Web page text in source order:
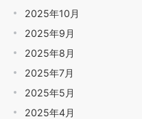
2025年10月
2025年9月
2025年8月
2025年7月
2025年5月
2025年4月